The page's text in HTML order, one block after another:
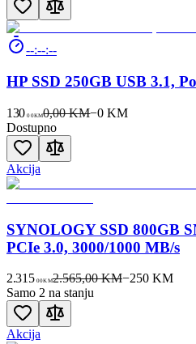
--:--:--
HP SSD 250GB USB 3.1,
130 00KM0,00 KM−0 KM
Dostupno
Akcija
SYNOLOGY SSD 800GB
PCIe 3.0, 3000/1000 MB/s
2.315 00KM2.565,00 KM−250KM
Samo 2 na stanju
Akcija